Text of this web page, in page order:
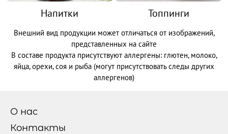
Напитки Топпинги
Внешний вид продукции может отличаться от изображений,
представленных на сайте
В составе продукта присутствуют аллергены: глютен, молоко,
яйца, орехи, соя и рыба (могут присутствовать следы других
аллергенов)
О нас
Контакты